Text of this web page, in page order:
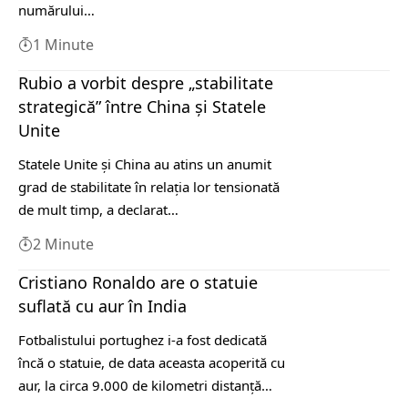
numărului…
1 Minute
Rubio a vorbit despre „stabilitate
strategică” între China şi Statele
Unite
Statele Unite şi China au atins un anumit
grad de stabilitate în relaţia lor tensionată
de mult timp, a declarat…
2 Minute
Cristiano Ronaldo are o statuie
suflată cu aur în India
Fotbalistului portughez i-a fost dedicată
încă o statuie, de data aceasta acoperită cu
aur, la circa 9.000 de kilometri distanță…